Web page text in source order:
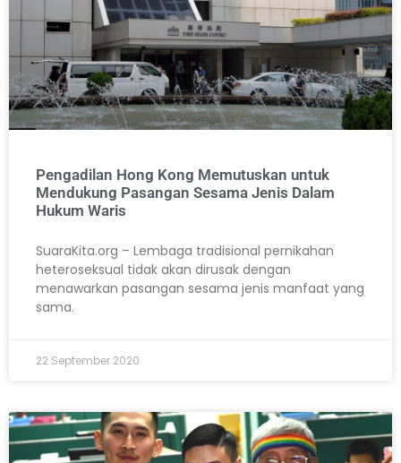
Pengadilan Hong Kong Memutuskan untuk
Mendukung Pasangan Sesama Jenis Dalam
Hukum Waris
SuaraKita.org – Lembaga tradisional pernikahan
heteroseksual tidak akan dirusak dengan
menawarkan pasangan sesama jenis manfaat yang
sama.
22 September 2020